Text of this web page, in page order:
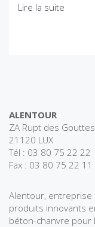
Lire la suite
ALENTOUR
ZA Rupt des
21120 LUX
Tél : 03 80 75 22 22
Fax : 03 80 75 22 11
Alentour, entreprise
produits innovants
béton-chanvre pour